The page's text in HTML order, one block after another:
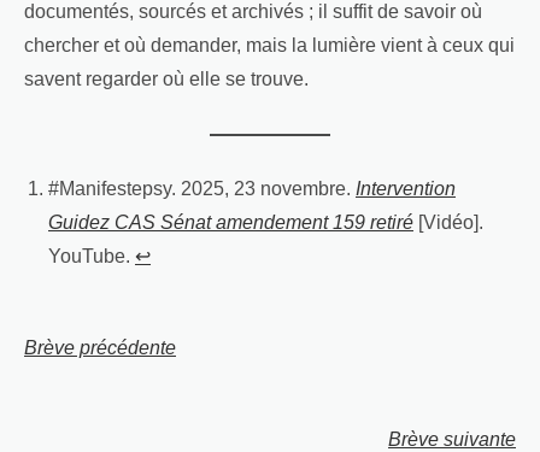
documentés, sourcés et archivés ; il suffit de savoir où
chercher et où demander, mais la lumière vient à ceux qui
savent regarder où elle se trouve.
#Manifestepsy. 2025, 23 novembre. Intervention
Guidez CAS Sénat amendement 159 retiré [Vidéo].
YouTube. ↩︎
Brève précédente
Brève suivante